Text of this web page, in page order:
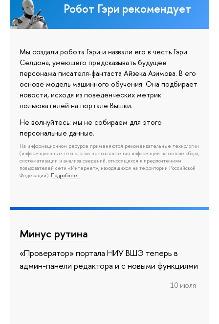
Робот Гэри рекомендует
Мы создали робота Гэри и назвали его в честь Гэри
Селдона, умеющего предсказывать будущее
персонажа писателя-фантаста Айзека Азимова. В его
основе модель машинного обучения. Она подбирает
новости, исходя из поведенческих метрик
пользователей на портале Вышки.
Не волнуйтесь: мы не собираем для этого
персональные данные.
На информационном ресурсе применяются рекомендательные технологии
(информационные технологии предоставления информации на основе сбора,
систематизации и анализа сведений, относящихся к предпочтениям
пользователей сети «Интернет», находящихся на территории Российской
Федерации). Подробнее…
Минус рутина
«Проверятор» портала НИУ ВШЭ теперь в
админ-панели редактора и с новыми функциями
10 июля